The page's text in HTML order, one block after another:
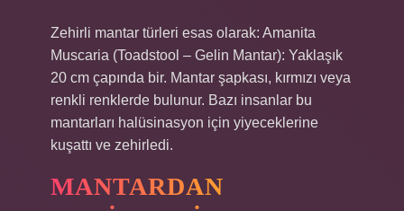
Zehirli mantar türleri esas olarak: Amanita
Muscaria (Toadstool – Gelin Mantar): Yaklaşık
20 cm çapında bir. Mantar şapkası, kırmızı veya
renkli renklerde bulunur. Bazı insanlar bu
mantarları halüsinasyon için yiyeceklerine
kuşattı ve zehirledi.
MANTARDAN